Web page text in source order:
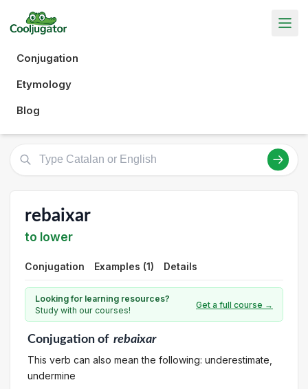
Conjugation
Etymology
Blog
rebaixar
to lower
Conjugation Examples (1) Details
Looking for learning resources?
Study with our courses!
Get a full course →
Conjugationof rebaixar
This verb can also mean the following: underestimate,
undermine